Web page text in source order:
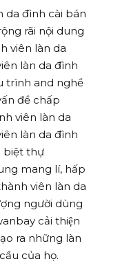
da đình cài bán
rãi nội dung
viên làn da
làn da đình
trình and nghề
đề chấp
viên làn da
làn da đình
biệt thự
mang lí, hấp
viên làn da
người dùng
cải thiện
ra những làn
của họ.